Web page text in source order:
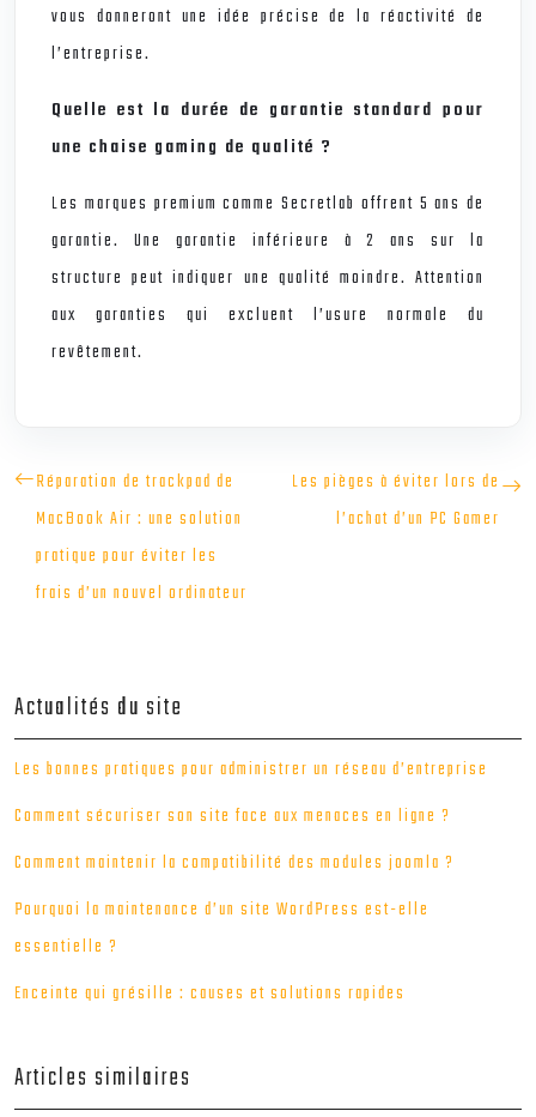
vous donneront une idée précise de la réactivité de
l’entreprise.
Quelle est la durée de garantie standard pour
une chaise gaming de qualité ?
Les marques premium comme Secretlab offrent 5 ans de
garantie. Une garantie inférieure à 2 ans sur la
structure peut indiquer une qualité moindre. Attention
aux garanties qui excluent l’usure normale du
revêtement.
Réparation de trackpad de
MacBook Air : une solution
pratique pour éviter les
frais d’un nouvel ordinateur
Les pièges à éviter lors de
l’achat d’un PC Gamer
Actualités du site
Les bonnes pratiques pour administrer un réseau d’entreprise
Comment sécuriser son site face aux menaces en ligne ?
Comment maintenir la compatibilité des modules joomla ?
Pourquoi la maintenance d’un site WordPress est-elle
essentielle ?
Enceinte qui grésille : causes et solutions rapides
Articles similaires